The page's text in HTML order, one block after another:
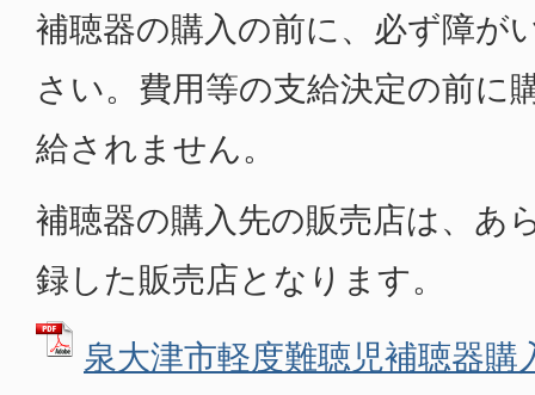
補聴器の購入の前に、必ず障が
さい。費用等の支給決定の前に
給されません。
補聴器の購入先の販売店は、あ
録した販売店となります。
泉大津市軽度難聴児補聴器購